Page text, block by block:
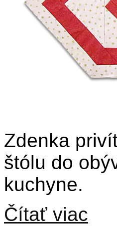
Zdenka
štólu do
kuchyne.
Čítať viac